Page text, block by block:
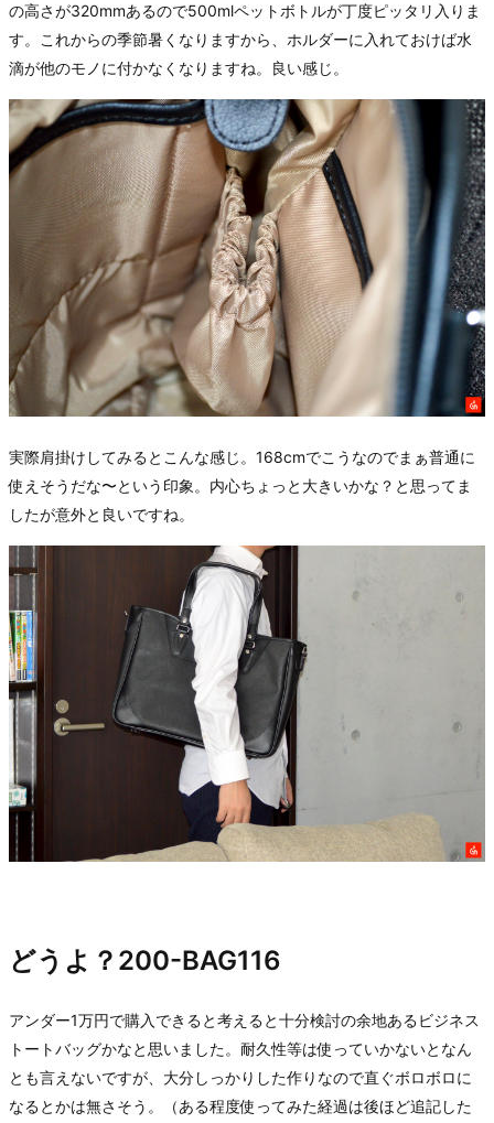
の高さが320mmあるので500mlペットボトルが丁度ピッタリ入りま
す。これからの季節暑くなりますから、ホルダーに入れておけば水
滴が他のモノに付かなくなりますね。良い感じ。
実際肩掛けしてみるとこんな感じ。168cmでこうなのでまぁ普通に
使えそうだな〜という印象。内心ちょっと大きいかな？と思ってま
したが意外と良いですね。
どうよ？200-BAG116
アンダー1万円で購入できると考えると十分検討の余地あるビジネス
トートバッグかなと思いました。耐久性等は使っていかないとなん
とも言えないですが、大分しっかりした作りなので直ぐボロボロに
なるとかは無さそう。（ある程度使ってみた経過は後ほど追記した